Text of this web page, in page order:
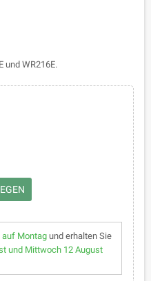
und WR216E.
auf Montag und erhalten Sie
und Mittwoch 12 August